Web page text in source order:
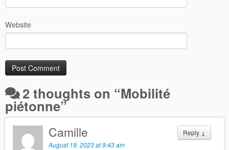
Website
2 thoughts on “Mobilité
piétonne”
Reply ↓
Camille
August 19, 2023 at 9:43 am